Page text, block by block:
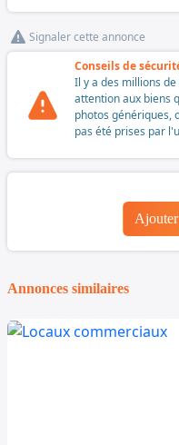
Signaler cette annonce
Conseils de
Il y a des millions
attention aux biens
photos génériques,
pas été prises par
Annonces similaires